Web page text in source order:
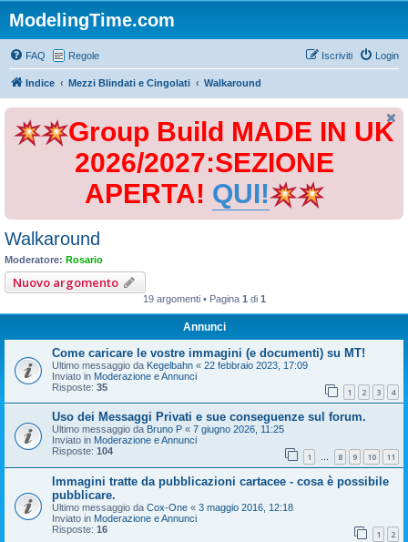
ModelingTime.com
FAQ Regole Login
Iscriviti
Indice Mezzi Blindati e Cingolati Walkaround
Group Build MADE IN UK
2026/2027:SEZIONE
APERTA! QUI!
Walkaround
Moderatore: Rosario
Nuovo argomento
19 argomenti • Pagina 1 di 1
Annunci
Come caricare le vostre immagini (e documenti) su MT!
Ultimo messaggio da Kegelbahn « 22 febbraio 2023, 17:09
Inviato in Moderazione e Annunci
Risposte: 35 1 2 3 4
Uso dei Messaggi Privati e sue conseguenze sul forum.
Ultimo messaggio da Bruno P « 7 giugno 2026, 11:25
Inviato in Moderazione e Annunci
Risposte: 104 1 … 8 9 10 11
Immagini tratte da pubblicazioni cartacee - cosa è possibile
pubblicare.
Ultimo messaggio da Cox-One « 3 maggio 2016, 12:18
Inviato in Moderazione e Annunci
Risposte: 16 1 2